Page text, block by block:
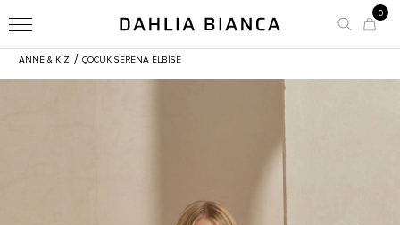
0
ANNE & KIZ / ÇOCUK SERENA ELBISE